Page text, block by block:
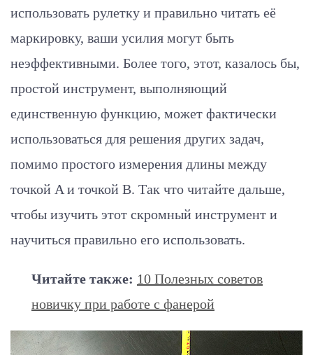
использовать рулетку и правильно читать её
маркировку, ваши усилия могут быть
неэффективными. Более того, этот, казалось бы,
простой инструмент, выполняющий
единственную функцию, может фактически
использоваться для решения других задач,
помимо простого измерения длины между
точкой A и точкой B. Так что читайте дальше,
чтобы изучить этот скромный инструмент и
научиться правильно его использовать.
Читайте также: 10 Полезных советов
новичку при работе с фанерой